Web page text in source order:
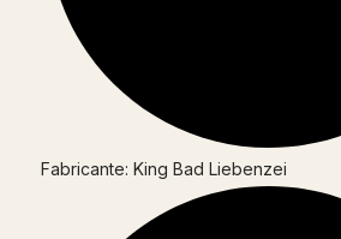
Fabricante: King Bad Liebenzei